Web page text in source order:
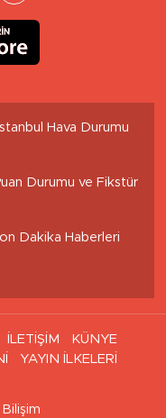
İstanbul Hava Durumu
Durumu ve Fikstür
Dakika Haberleri
İLETİŞİM
KÜNYE
YAYIN İLKELERİ